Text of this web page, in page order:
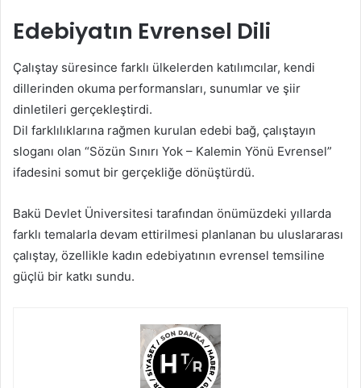
Edebiyatın Evrensel Dili
Çalıştay süresince farklı ülkelerden katılımcılar, kendi
dillerinden okuma performansları, sunumlar ve şiir
dinletileri gerçekleştirdi.
Dil farklılıklarına rağmen kurulan edebi bağ, çalıştayın
sloganı olan “Sözün Sınırı Yok – Kalemin Yönü Evrensel”
ifadesini somut bir gerçekliğe dönüştürdü.
Bakü Devlet Üniversitesi tarafından önümüzdeki yıllarda
farklı temalarla devam ettirilmesi planlanan bu uluslararası
çalıştay, özellikle kadın edebiyatının evrensel temsiline
güçlü bir katkı sundu.